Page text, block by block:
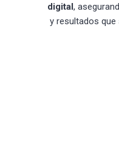
digital,
y resultados que